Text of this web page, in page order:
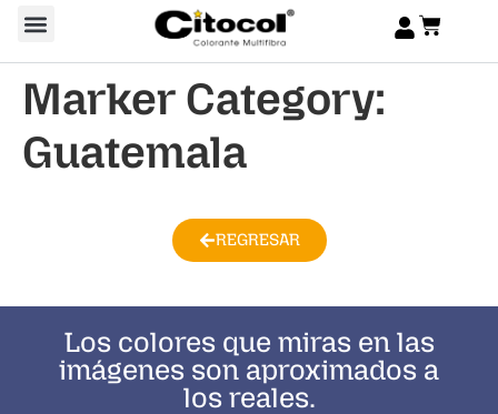
Marker Category:
Guatemala
REGRESAR
Los colores que miras en las
imágenes son aproximados a
los reales.